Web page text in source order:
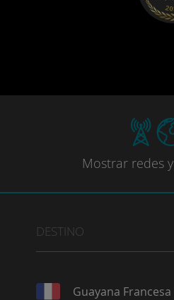
Mostrar redes
DESTINO
Guayana Francesa